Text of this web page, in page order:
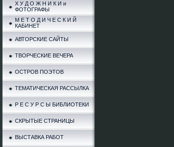
Х У Д О Ж Н И К И и
ФОТОГРАФЫ
М Е Т О Д И Ч Е С К И Й
КАБИНЕТ
АВТОРСКИЕ САЙТЫ
ТВОРЧЕСКИЕ ВЕЧЕРА
ОСТРОВ ПОЭТОВ
ТЕМАТИЧЕСКАЯ РАССЫЛКА
Р Е С У Р С Ы БИБЛИОТЕКИ
СКРЫТЫЕ СТРАНИЦЫ
ВЫСТАВКА РАБОТ